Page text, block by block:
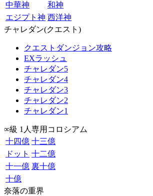
中華神
和神
エジプト神 西洋神
チャレダン(クエスト)
クエストダンジョン攻略
EXラッシュ
チャレダン5
チャレダン4
チャレダン3
チャレダン2
チャレダン1
∞級 1人専用コロシアム
十四億 十三億
ドット 十二億
十一億 裏十億
十億
奈落の重界